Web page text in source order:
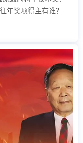
全面了解一下吧~...